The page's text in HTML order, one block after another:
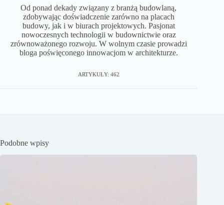
Od ponad dekady związany z branżą budowlaną,
zdobywając doświadczenie zarówno na placach
budowy, jak i w biurach projektowych. Pasjonat
nowoczesnych technologii w budownictwie oraz
zrównoważonego rozwoju. W wolnym czasie prowadzi
bloga poświęconego innowacjom w architekturze.
ARTYKUŁY: 462
Podobne wpisy